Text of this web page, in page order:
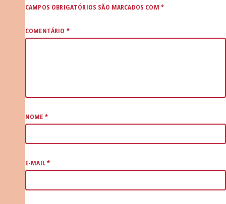
CAMPOS OBRIGATÓRIOS SÃO MARCADOS COM *
COMENTÁRIO *
NOME *
E-MAIL*